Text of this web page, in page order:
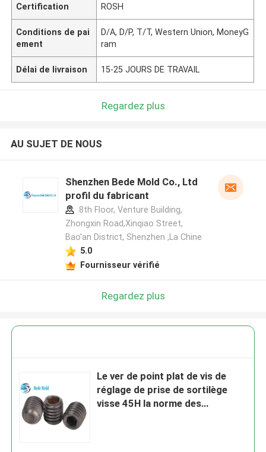
Certification ROSH
Conditions de pai
ement
D/A, D/P, T/T, Western Union, MoneyG
ram
Délai de livraison 15-25 JOURS DE TRAVAIL
Regardez plus
AU SUJET DE NOUS
Shenzhen Bede Mold Co., Ltd
profil du fabricant
8th Floor, Venture Building,
Zhongxin Road,Xinqiao Street,
Bao'an District, Shenzhen ,La Chine
5.0
Fournisseur vérifié
Regardez plus
Le ver de point plat de vis de
réglage de prise de sortilège
visse 45H la norme des